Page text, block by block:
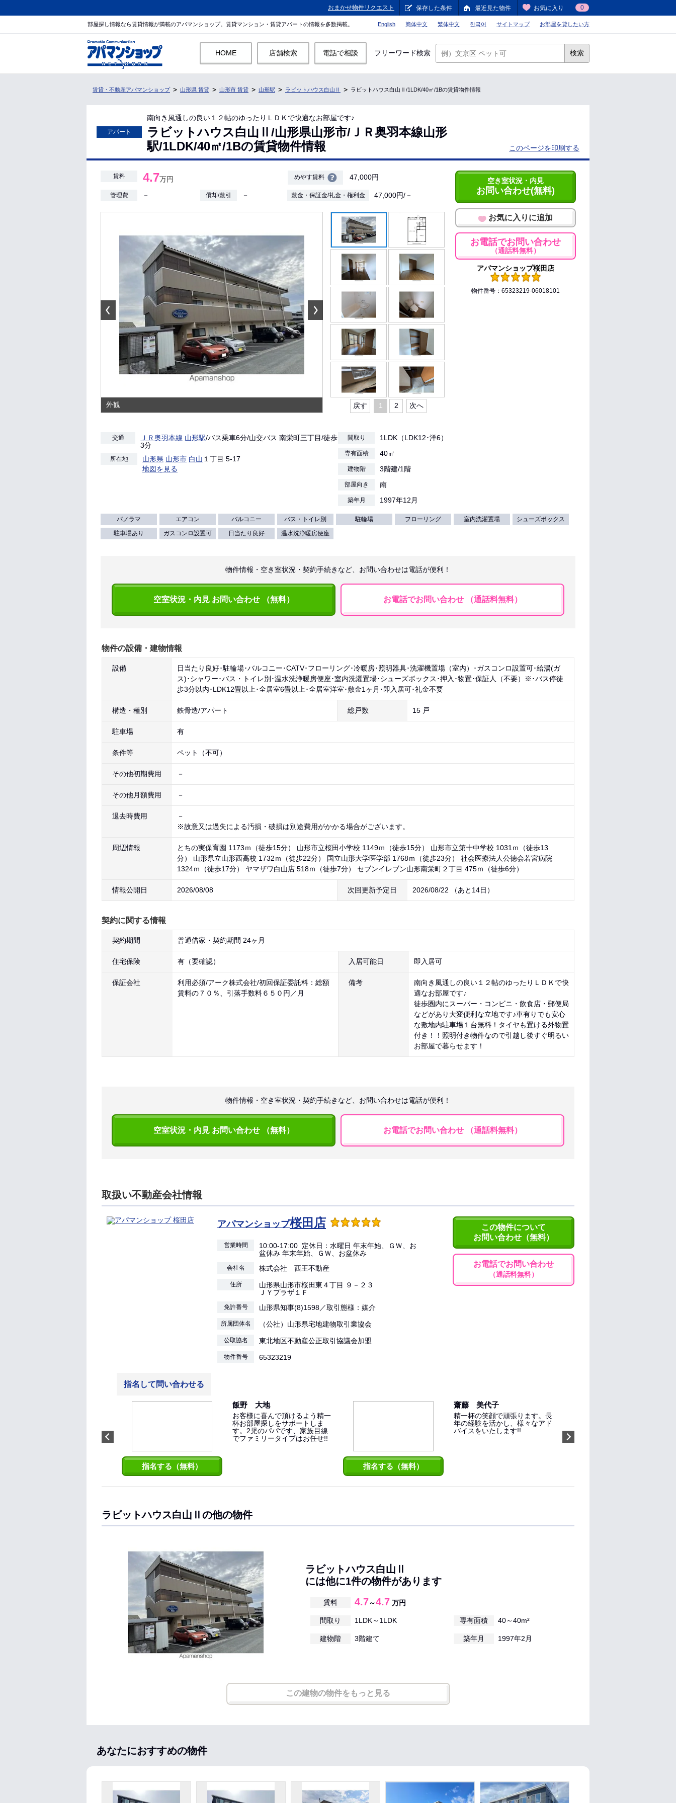
おまかせ物件リクエスト 保存した条件 最近見た物件 お気に入り 0
部屋探し情報なら賃貸情報が満載のアパマンショップ。賃貸マンション・賃貸アパートの情報を多数掲載。 English 簡体中文 繁体中文 한국어 サイトマップ お部屋を貸したい方
HOME 店舗検索 電話で相談 フリーワード検索 検索
賃貸・不動産アパマンショップ 山形県 賃貸 山形市 賃貸 山形駅 ラビットハウス白山Ⅱ ラビットハウス白山Ⅱ/1LDK/40㎡/1Bの賃貸物件情報
アパート
南向き風通しの良い１２帖のゆったりＬＤＫで快適なお部屋です♪
ラビットハウス白山Ⅱ/山形県山形市/ＪＲ奥羽本線山形
駅/1LDK/40㎡/1Bの賃貸物件情報
このページを印刷する
賃料 4.7万円 めやす賃料 47,000円
管理費 － 償却/敷引 － 敷金・保証金/礼金・権利金 47,000円/－
外観 戻す 1 2 次へ
空き室状況・内見
お問い合わせ(無料)
お気に入りに追加
お電話でお問い合わせ
（通話料無料）
アパマンショップ桜田店
物件番号：65323219-06018101
交通 ＪＲ奥羽本線 山形駅/バス乗車6分/山交バス 南栄町三丁目/徒歩
3分
所在地 山形県 山形市 白山 １丁目 5-17
地図を見る
間取り 1LDK（LDK12･洋6）
専有面積 40㎡
建物階 3階建/1階
部屋向き 南
築年月 1997年12月
パノラマ エアコン バルコニー バス・トイレ別 駐輪場 フローリング 室内洗濯置場
シューズボックス
駐車場あり
ガスコンロ設置可 日当たり良好 温水洗浄暖房便座
物件情報・空き室状況・契約手続きなど、お問い合わせは電話が便利！
空室状況・内見 お問い合わせ （無料） お電話でお問い合わせ （通話料無料）
物件の設備・建物情報
設備
日当たり良好･駐輪場･バルコニー･CATV･フローリング･冷暖房･照明器具･洗濯機置場（室内）･ガスコンロ設置可･給湯(ガ
ス)･シャワー･バス・トイレ別･温水洗浄暖房便座･室内洗濯置場･シューズボックス･押入･物置･保証人（不要）※･バス停徒
歩3分以内･LDK12畳以上･全居室6畳以上･全居室洋室･敷金1ヶ月･即入居可･礼金不要
構造・種別 鉄骨造/アパート 総戸数 15 戸
駐車場 有
条件等 ペット（不可）
その他初期費用 －
その他月額費用 －
退去時費用
－
※故意又は過失による汚損・破損は別途費用がかかる場合がございます。
周辺情報
とちの実保育園 1173ｍ（徒歩15分） 山形市立桜田小学校 1149ｍ（徒歩15分） 山形市立第十中学校 1031ｍ（徒歩13
分） 山形県立山形西高校 1732ｍ（徒歩22分） 国立山形大学医学部 1768ｍ（徒歩23分） 社会医療法人公徳会若宮病院
1324ｍ（徒歩17分） ヤマザワ白山店 518ｍ（徒歩7分） セブンイレブン山形南栄町２丁目 475ｍ（徒歩6分）
情報公開日 2026/08/08 次回更新予定日 2026/08/22 （あと 14日 ）
契約に関する情報
契約期間 普通借家・契約期間 24ヶ月
住宅保険 有（要確認） 入居可能日 即入居可
保証会社
利用必須/アーク株式会社/初回保証委託料：総額
賃料の７０％、引落手数料６５０円／月
備考
南向き風通しの良い１２帖のゆったりＬＤＫで快
適なお部屋です♪
徒歩圏内にスーパー・コンビニ・飲食店・郵便局
などがあり大変便利な立地です♪車有りでも安心
な敷地内駐車場１台無料！タイヤも置ける外物置
付き！！照明付き物件なので引越し後すぐ明るい
お部屋で暮らせます！
物件情報・空き室状況・契約手続きなど、お問い合わせは電話が便利！
空室状況・内見 お問い合わせ （無料） お電話でお問い合わせ （通話料無料）
取扱い不動産会社情報
アパマンショップ桜田店
営業時間
10:00-17:00 定休日：水曜日 年末年始、ＧＷ、お
盆休み 年末年始、ＧＷ、お盆休み
会社名 株式会社 西王不動産
住所
山形県山形市桜田東４丁目 ９－２３
ＪＹプラザ１Ｆ
免許番号 山形県知事(8)1598／取引態様：媒介
所属団体名 （公社）山形県宅地建物取引業協会
公取協名 東北地区不動産公正取引協議会加盟
物件番号 65323219
この物件について
お問い合わせ（無料）
お電話でお問い合わせ
（通話料無料）
指名して問い合わせる
ます。賃貸店舗、事務所等の事
指名する（無料）
飯野 大地
お客様に喜んで頂けるよう精一
杯お部屋探しをサポートしま
す。2児のパパです、家族目線
でファミリータイプはお任せ!!
指名する（無料）
齋藤 美代子
精一杯の笑顔で頑張ります。長
年の経験を活かし、様々なアド
バイスをいたします!!
ラビットハウス白山Ⅱの他の物件
ラビットハウス白山Ⅱ
には他に1件の物件があります
賃料 4.7～4.7 万円
間取り 1LDK～1LDK 専有面積 40～40m²
建物階 3階建て 築年月 1997年2月
この建物の物件をもっと見る
あなたにおすすめの物件